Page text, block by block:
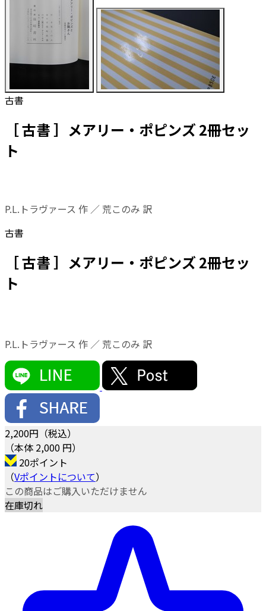
古書
［ 古書 ］メアリー・ポピンズ 2冊セッ
ト
P.L.トラヴァース 作 ／ 荒このみ 訳
古書
［ 古書 ］メアリー・ポピンズ 2冊セッ
ト
P.L.トラヴァース 作 ／ 荒このみ 訳
2,200円（税込）
（本体 2,000 円）
20ポイント
（Vポイントについて）
この商品はご購入いただけません
在庫切れ